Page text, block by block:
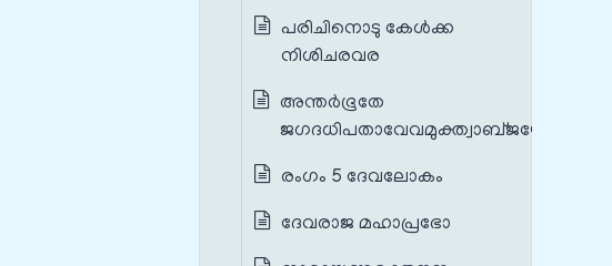
പരിചിനൊടു കേൾക്ക
നിശിചരവര
അന്തർഭൂതേ
ജഗദധിപതാവേവമുക്ത്വാബ്ജയോനൗ
രംഗം 5 ദേവലോകം
ദേവരാജ മഹാപ്രഭോ